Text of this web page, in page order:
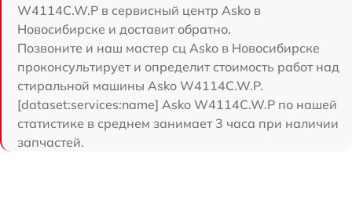
W4114C.W.P в сервисный центр Asko в
Новосибирске и доставит обратно.
Позвоните и наш мастер сц Asko в Новосибирске
проконсультирует и определит стоимость работ над
стиральной машины Asko W4114C.W.P.
[dataset:services:name] Asko W4114C.W.P по нашей
статистике в среднем занимает 3 часа при наличии
запчастей.